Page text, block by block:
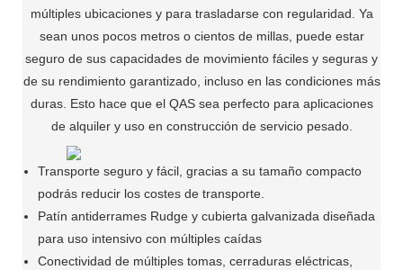
múltiples ubicaciones y para trasladarse con regularidad. Ya
sean unos pocos metros o cientos de millas, puede estar
seguro de sus capacidades de movimiento fáciles y seguras y
de su rendimiento garantizado, incluso en las condiciones más
duras. Esto hace que el QAS sea perfecto para aplicaciones
de alquiler y uso en construcción de servicio pesado.
Transporte seguro y fácil, gracias a su tamaño compacto
podrás reducir los costes de transporte.
Patín antiderrames Rudge y cubierta galvanizada diseñada
para uso intensivo con múltiples caídas
Conectividad de múltiples tomas, cerraduras eléctricas,